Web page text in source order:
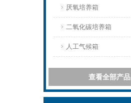
厌氧培养箱
二氧化碳培养箱
人工气候箱
查看全部产品